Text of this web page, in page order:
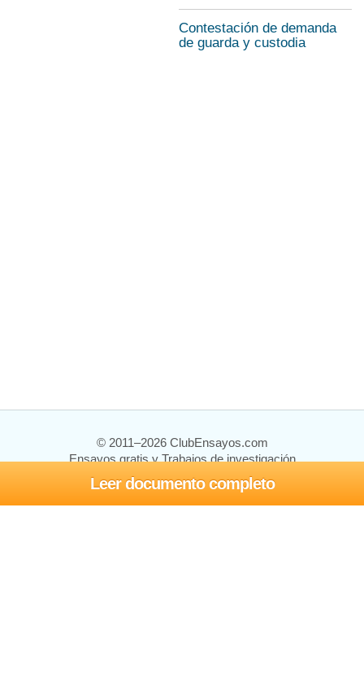
Leer documento completo
Contestación de demanda
de guarda y custodia
© 2011–2026 ClubEnsayos.com
Ensayos gratis y Trabajos de investigación